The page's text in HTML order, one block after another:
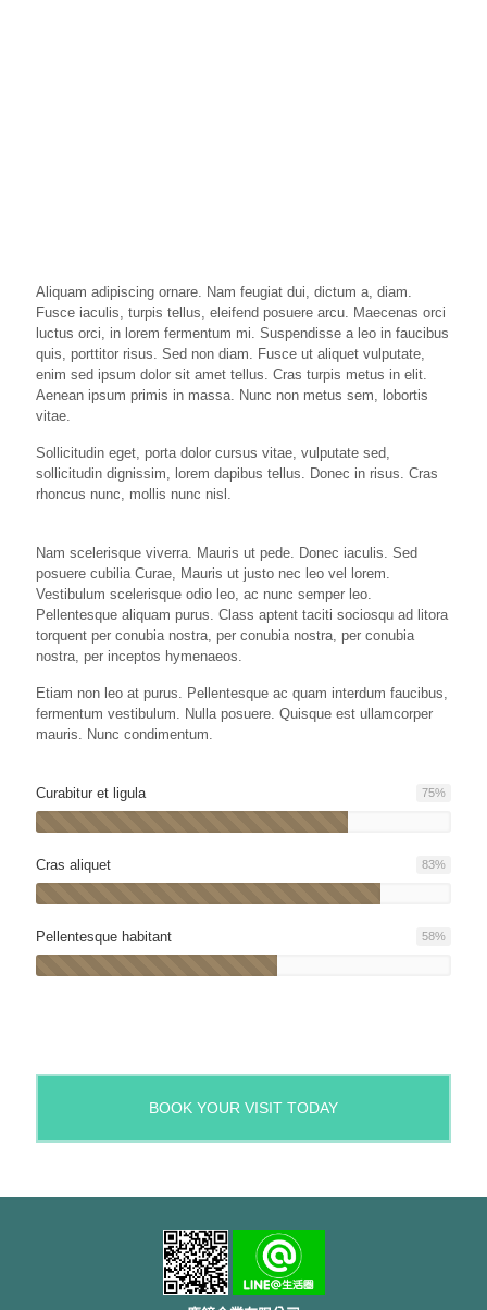
Aliquam adipiscing ornare. Nam feugiat dui, dictum a, diam.
Fusce iaculis, turpis tellus, eleifend posuere arcu. Maecenas orci
luctus orci, in lorem fermentum mi. Suspendisse a leo in faucibus
quis, porttitor risus. Sed non diam. Fusce ut aliquet vulputate,
enim sed ipsum dolor sit amet tellus. Cras turpis metus in elit.
Aenean ipsum primis in massa. Nunc non metus sem, lobortis
vitae.
Sollicitudin eget, porta dolor cursus vitae, vulputate sed,
sollicitudin dignissim, lorem dapibus tellus. Donec in risus. Cras
rhoncus nunc, mollis nunc nisl.
Nam scelerisque viverra. Mauris ut pede. Donec iaculis. Sed
posuere cubilia Curae, Mauris ut justo nec leo vel lorem.
Vestibulum scelerisque odio leo, ac nunc semper leo.
Pellentesque aliquam purus. Class aptent taciti sociosqu ad litora
torquent per conubia nostra, per conubia nostra, per conubia
nostra, per inceptos hymenaeos.
Etiam non leo at purus. Pellentesque ac quam interdum faucibus,
fermentum vestibulum. Nulla posuere. Quisque est ullamcorper
mauris. Nunc condimentum.
Curabitur et ligula 75%
Cras aliquet 83%
Pellentesque habitant 58%
BOOK YOUR VISIT TODAY